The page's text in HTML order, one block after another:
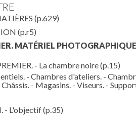
(p.629)
(p.r5)
MATÉRIEL PHOTOGRAPHIQUE
- La chambre noire(p.15)
- Chambres d'ateliers. -
- Magasins. - Viseurs. -
- L'objectif(p.35)